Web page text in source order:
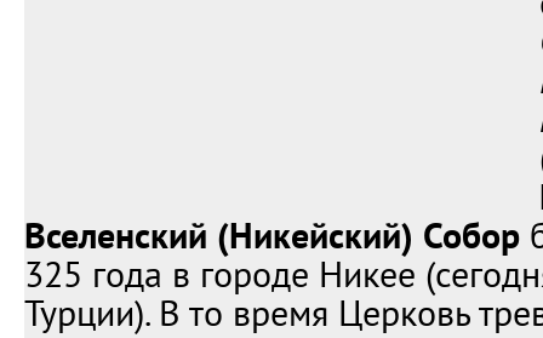
Вселенский (Никейский) Собор
325 года в городе Никее
Турции). В то время Церковь